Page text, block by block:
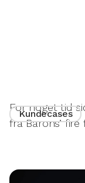
For noget tid
fra Barons’ fire
Kundecases